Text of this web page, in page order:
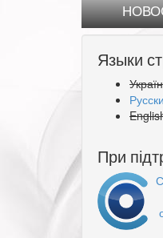
Языки
При